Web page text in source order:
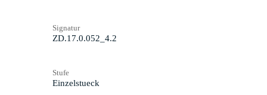
Signatur
ZD.17.0.052_4.2
Stufe
Einzelstueck